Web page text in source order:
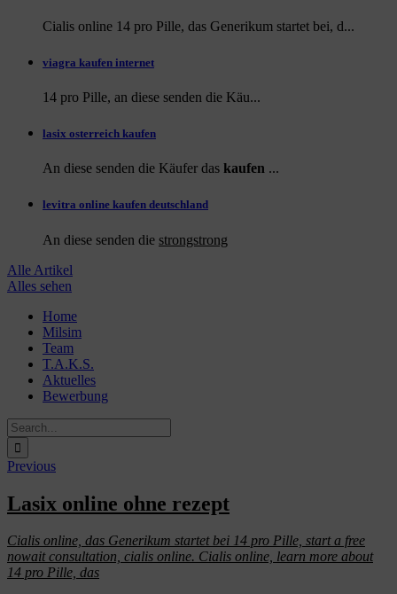
Cialis online 14 pro Pille, das Generikum startet bei, d...
viagra kaufen internet
14 pro Pille, an diese senden die Käu...
lasix osterreich kaufen
An diese senden die Käufer das kaufen ...
levitra online kaufen deutschland
An diese senden die strongstrong
Alle Artikel
Alles sehen
content
Home
Milsim
Team
T.A.K.S.
Aktuelles
Bewerbung
Search
for:
Previous
Lasix online ohne rezept
Cialis online, das Generikum startet bei 14 pro Pille, start a free
nowait consultation, cialis online. Cialis online, learn more about
14 pro Pille, das